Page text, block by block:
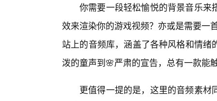
你需要一段轻松愉悦的背景音乐来
效来渲染你的游戏视频？亦或是需要一
站上的音频库，涵盖了各种风格和情
泼的童声到🌸严肃的宣告，总有一款能
更值得一提的是，这里的音频素